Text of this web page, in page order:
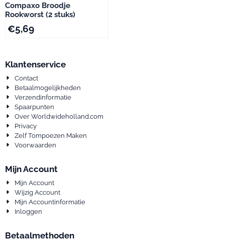
Compaxo Broodje
Rookworst (2 stuks)
€5,69
Klantenservice
Contact
Betaalmogelijkheden
Verzendinformatie
Spaarpunten
Over Worldwideholland.com
Privacy
Zelf Tompoezen Maken
Voorwaarden
Mijn Account
Mijn Account
Wijzig Account
Mijn Accountinformatie
Inloggen
Betaalmethoden